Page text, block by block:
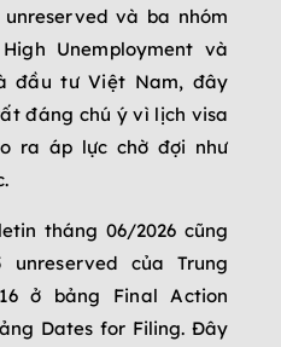
và ba nhóm
Unemployment và
đầu tư Việt Nam, đây
đáng chú ý vì lịch visa
ra áp lực chờ đợi như
tháng 06/2026 cũng
của Trung
ở bảng Final Action
Dates for Filing. Đây